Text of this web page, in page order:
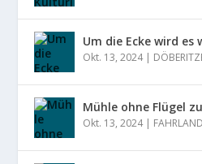
Um die Ecke wird es
Okt. 13, 2024|
Mühle ohne Flügel
Okt. 13, 2024| FAHRLAND